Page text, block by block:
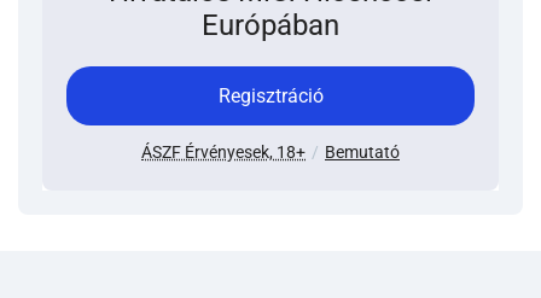
Európában
Regisztráció
ÁSZF Érvényesek, 18+ Bemutató